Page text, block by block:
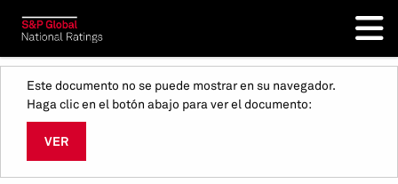
Este documento no se puede mostrar en su navegador.
Haga clic en el botón abajo para ver el documento:
VER